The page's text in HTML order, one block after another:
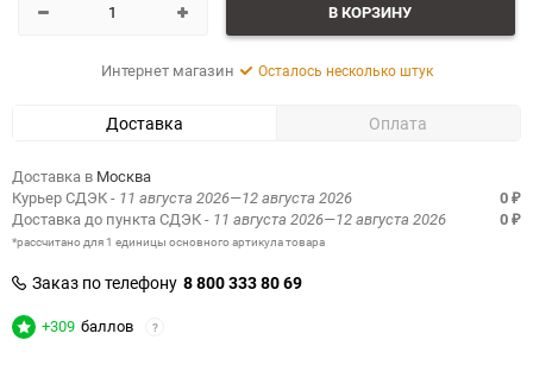
В КОРЗИНУ
Интернет магазин Осталось несколько штук
Доставка Оплата
Доставка в Москва
Курьер СДЭК- 11 августа 2026—12 августа 2026 0 ₽
Доставка до пункта СДЭК- 11 августа 2026—12 августа 2026 0 ₽
*рассчитано для 1 единицы основного артикула товара
Заказ по телефону 8 800 333 80 69
+309 баллов ?